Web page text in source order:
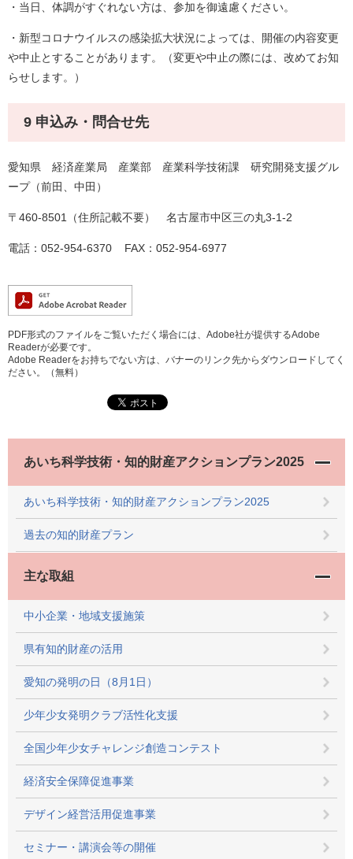
・当日、体調がすぐれない方は、参加を御遠慮ください。
・新型コロナウイルスの感染拡大状況によっては、開催の内容変更
や中止とすることがあります。（変更や中止の際には、改めてお知
らせします。）
9 申込み・問合せ先
愛知県 経済産業局 産業部 産業科学技術課 研究開発支援グル
ープ（前田、中田）
〒460-8501（住所記載不要） 名古屋市中区三の丸3-1-2
電話：052-954-6370 FAX：052-954-6977
PDF形式のファイルをご覧いただく場合には、Adobe社が提供するAdobe
Readerが必要です。
Adobe Readerをお持ちでない方は、バナーのリンク先からダウンロードしてく
ださい。（無料）
あいち科学技術・知的財産アクションプラン2025
あいち科学技術・知的財産アクションプラン2025
過去の知的財産プラン
主な取組
中小企業・地域支援施策
県有知的財産の活用
愛知の発明の日（8月1日）
少年少女発明クラブ活性化支援
全国少年少女チャレンジ創造コンテスト
経済安全保障促進事業
デザイン経営活用促進事業
セミナー・講演会等の開催